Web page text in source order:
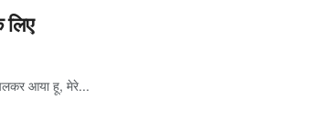
आया हू, मेरे...